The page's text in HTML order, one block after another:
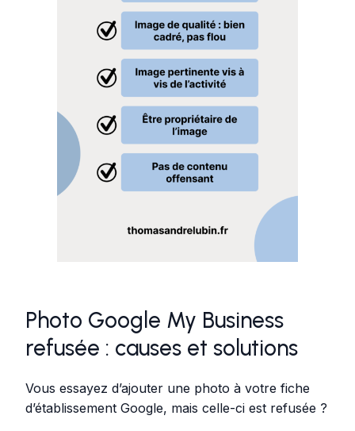
Photo Google My Business
refusée : causes et solutions
Vous essayez d’ajouter une photo à votre fiche
d’établissement Google, mais celle-ci est refusée ?